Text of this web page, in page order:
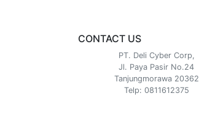
CONTACT US
PT. Deli Cyber Corp,
Jl. Paya Pasir No.24
Tanjungmorawa 20362
Telp: 0811612375